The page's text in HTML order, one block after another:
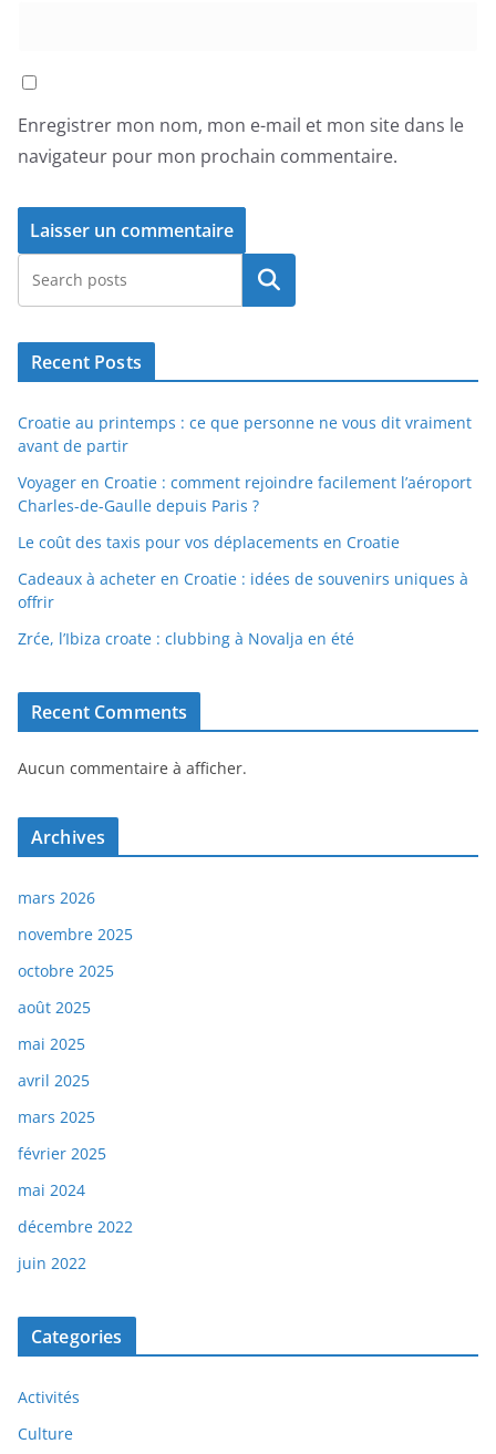
Enregistrer mon nom, mon e-mail et mon site dans le
navigateur pour mon prochain commentaire.
Rechercher
Recent Posts
Croatie au printemps : ce que personne ne vous dit vraiment
avant de partir
Voyager en Croatie : comment rejoindre facilement l’aéroport
Charles-de-Gaulle depuis Paris ?
Le coût des taxis pour vos déplacements en Croatie
Cadeaux à acheter en Croatie : idées de souvenirs uniques à
offrir
Zrće, l’Ibiza croate : clubbing à Novalja en été
Recent Comments
Aucun commentaire à afficher.
Archives
mars 2026
novembre 2025
octobre 2025
août 2025
mai 2025
avril 2025
mars 2025
février 2025
mai 2024
décembre 2022
juin 2022
Categories
Activités
Culture